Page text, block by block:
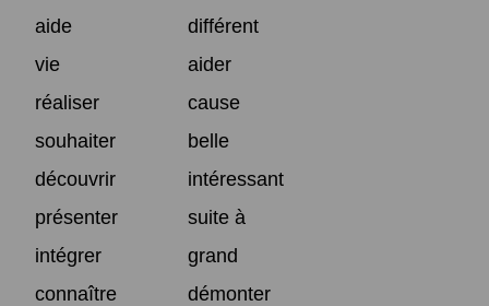
aide
différent
vie
aider
réaliser
cause
souhaiter
belle
découvrir
intéressant
présenter
suite à
intégrer
grand
connaître
démonter